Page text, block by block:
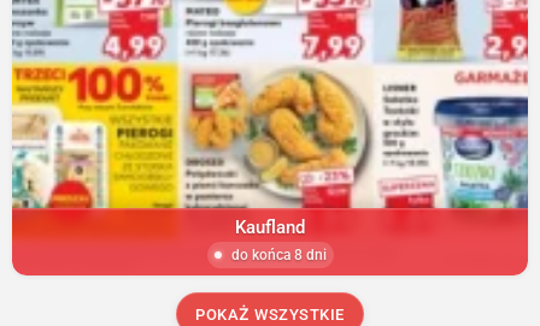
Kaufland
do końca 8 dni
POKAŻ WSZYSTKIE